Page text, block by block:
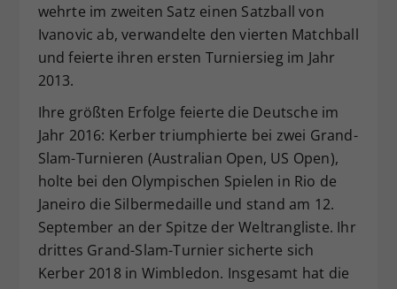
wehrte im zweiten Satz einen Satzball von
Ivanovic ab, verwandelte den vierten Matchball
und feierte ihren ersten Turniersieg im Jahr
2013.
Ihre größten Erfolge feierte die Deutsche im
Jahr 2016: Kerber triumphierte bei zwei Grand-
Slam-Turnieren (Australian Open, US Open),
holte bei den Olympischen Spielen in Rio de
Janeiro die Silbermedaille und stand am 12.
September an der Spitze der Weltrangliste. Ihr
drittes Grand-Slam-Turnier sicherte sich
Kerber 2018 in Wimbledon. Insgesamt hat die